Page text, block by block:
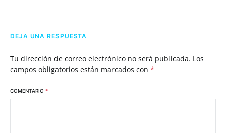
DEJA UNA RESPUESTA
Tu dirección de correo electrónico no será publicada. Los
campos obligatorios están marcados con *
COMENTARIO *